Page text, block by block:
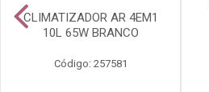
CLIMATIZADOR AR 4EM1
10L 65W BRANCO
Código: 257581